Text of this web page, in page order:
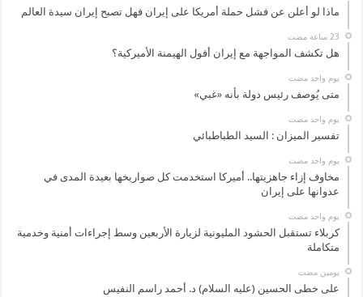
ماذا لو أعلن عن فشل حملة أمريكا على إيران فهل تصبح إيران سيدة العالم
هل تكشف المواجهة مع إيران أفول الهيمنة الأميركية؟
‏يوم واحد مضت
متى يُوصف رئيس دولة بأنه «غبي»
‏يوم واحد مضت
تفسير الميزان : السيد الطباطبائي
‏يوم واحد مضت
مخاوف إزاء جاهزيتها.. أميركا استخدمت كل صواريخها بعيدة المدى في
عدوانها على إيران
‏يوم واحد مضت
كربلاء تستقبل الحشود المليونية لزيارة الأربعين وسط إجراءات أمنية وخدمية
متكاملة
‏يومين مضت
على خطى الحسين (عليه السلام) د. أحمد راسم النفيس